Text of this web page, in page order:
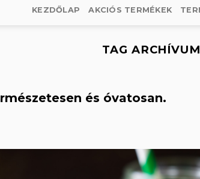
KEZDŐLAP AKCIÓS TERMÉKEK
TAG
és óvatosan.